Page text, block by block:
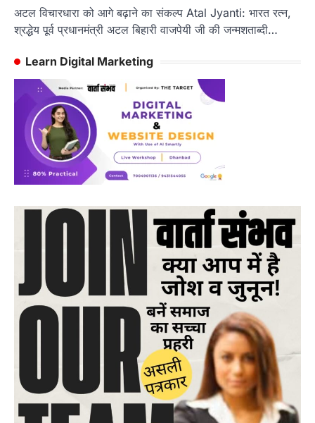
अटल विचारधारा को आगे बढ़ाने का संकल्प Atal Jyanti: भारत रत्न,
श्रद्धेय पूर्व प्रधानमंत्री अटल बिहारी वाजपेयी जी की जन्मशताब्दी…
Learn Digital Marketing